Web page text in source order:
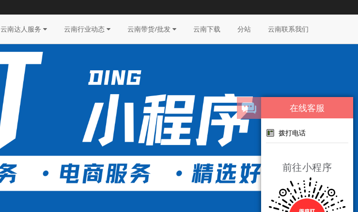
云南达人服务 云南行业动态 云南带货/批发 云南下载 分站 云南联系我们
在线客服
拨打电话
前往小程序